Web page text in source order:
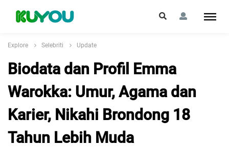
Explore Selebriti Update
Biodata dan Profil Emma
Warokka: Umur, Agama dan
Karier, Nikahi Brondong 18
Tahun Lebih Muda